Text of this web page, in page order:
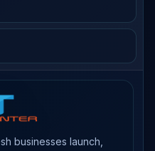
businesses launch,